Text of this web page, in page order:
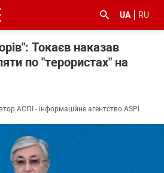
UA RU
Токаєв наказав
по "терористах" на
АСПІ - інформаційне агентство ASPI
#Київ